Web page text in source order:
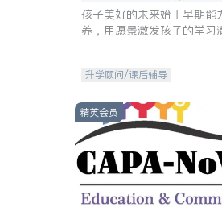
孩子美好的未来始于早期能
养，用愿景激发孩子的学习
升学顾问/课后辅导
精英会员